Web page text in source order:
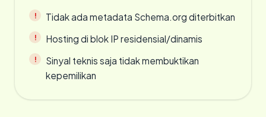
Tidak ada metadata Schema.org diterbitkan
Hosting di blok IP residensial/dinamis
Sinyal teknis saja tidak membuktikan
kepemilikan